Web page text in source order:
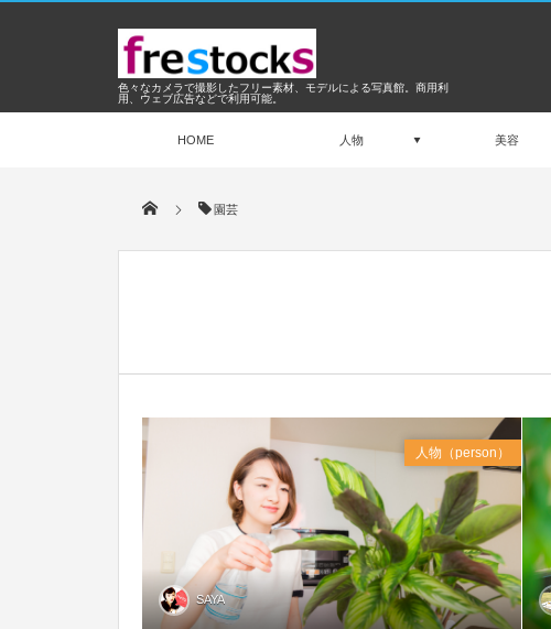
色々なカメラで撮影したフリー素材、モデルによる写真館。商用利
用、ウェブ広告などで利用可能。
HOME 人物 美容
園芸
SAYA
Oct
人物（person）